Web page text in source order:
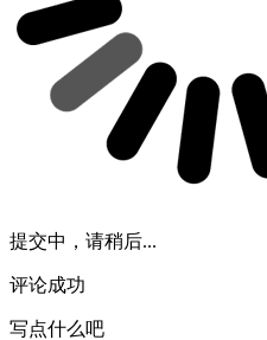
提交中，请稍后...
评论成功
写点什么吧